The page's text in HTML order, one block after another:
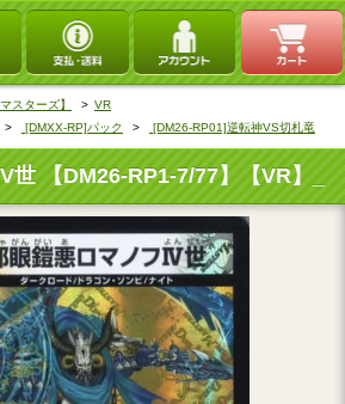
スターズ】 > VR
> [DMXX-RP]パック > [DM26-RP01]逆転神VS切札竜
世 【DM26-RP1-7/77】【VR】_